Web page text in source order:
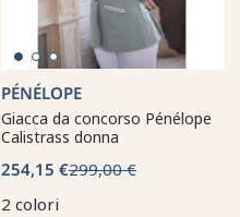
PÉNÉLOPE
Giacca da concorso Pénélope
Calistrass donna
254,15 €299,00 €
2 colori